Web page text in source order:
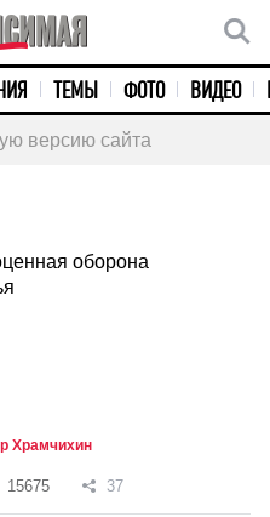
ТЕМЫ ФОТО ВИДЕО
версию сайта
оборона
Храмчихин
15675 37